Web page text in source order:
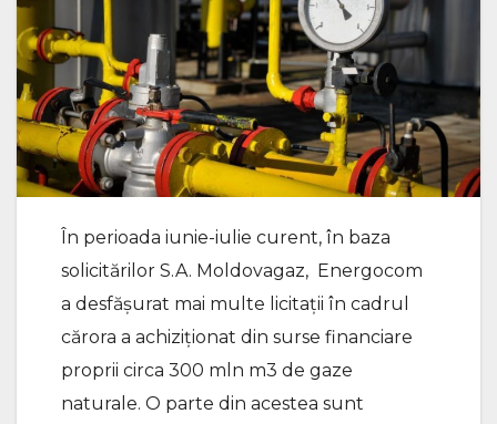
În perioada iunie-iulie curent, în baza
solicitărilor S.A. Moldovagaz, Energocom
a desfășurat mai multe licitații în cadrul
cărora a achiziționat din surse financiare
proprii circa 300 mln m3 de gaze
naturale. O parte din acestea sunt